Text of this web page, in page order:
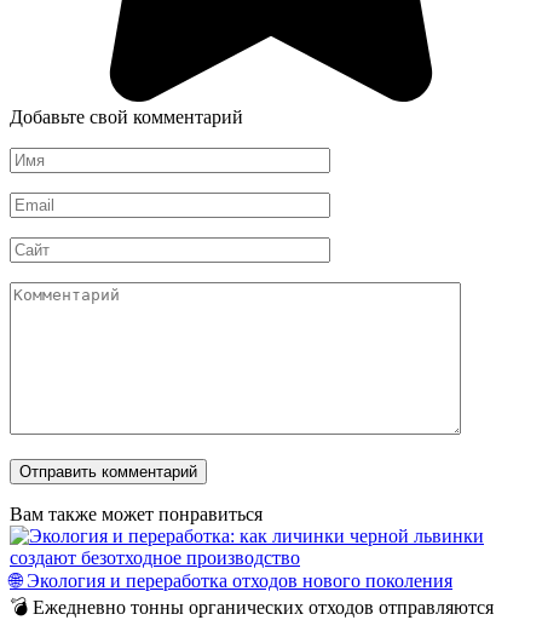
Добавьте свой комментарий
Имя
*
Email
*
Сайт
Комментарий
Вам также может понравиться
🌐 Экология и переработка отходов нового поколения
💣 Ежедневно тонны органических отходов отправляются